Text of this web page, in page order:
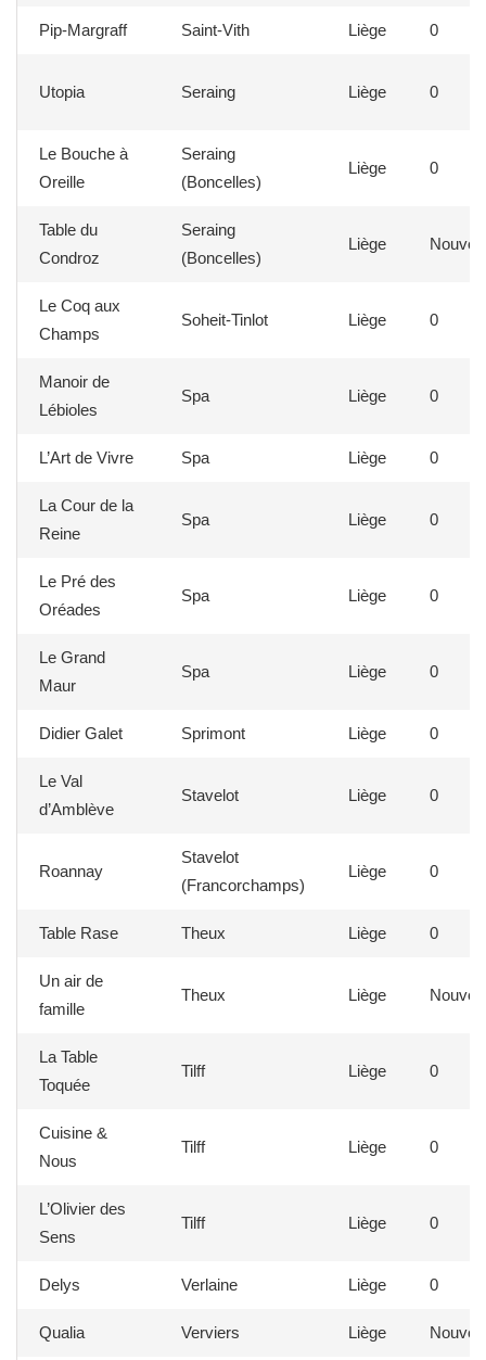
Pip-Margraff Saint-Vith Liège 0
Utopia Seraing Liège 0
Le Bouche à
Oreille
Seraing
(Boncelles)
Liège 0
Table du
Condroz
Seraing
(Boncelles)
Liège
Le Coq aux
Champs
Soheit-Tinlot Liège 0
Manoir de
Lébioles
Spa Liège 0
L’Art de Vivre Spa Liège 0
La Cour de la
Reine
Spa Liège 0
Le Pré des
Oréades
Spa Liège 0
Le Grand
Maur
Spa Liège 0
Didier Galet Sprimont Liège 0
Le Val
d’Amblève
Stavelot Liège 0
Roannay
Stavelot
(Francorchamps)
Liège 0
Table Rase Theux Liège 0
Un air de
famille
Theux Liège
La Table
Toquée
Tilff Liège 0
Cuisine &
Nous
Tilff Liège 0
L’Olivier des
Sens
Tilff Liège 0
Delys Verlaine Liège 0
Qualia Verviers Liège